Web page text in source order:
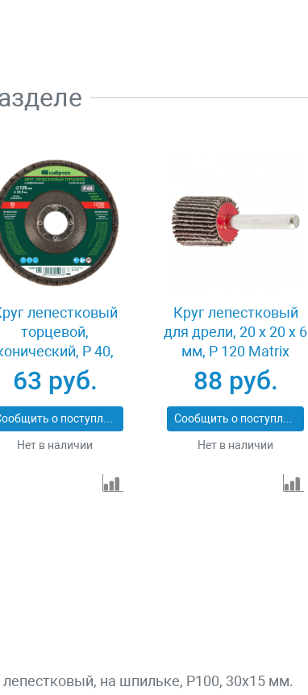
лепестковый
торцевой,
Р 40,
125 х 22.2 мм
Сибртех 74083
63 руб.
Сообщить о поступлении
Нет в наличии
Круг лепестковый
для дрели, 20 х 20 х 6
мм, P 120 Matrix
74104
88 руб.
Сообщить о поступлении
Нет в наличии
на шпильке, P100, 30х15 мм.